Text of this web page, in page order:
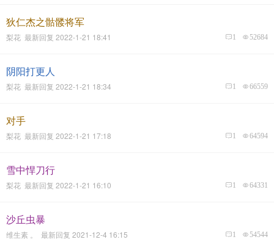
狄仁杰之骷髅将军
梨花 最新回复 2022-1-21 18:41 52684
1
阴阳打更人
梨花 最新回复 2022-1-21 18:34 66559
1
对手
梨花 最新回复 2022-1-21 17:18 64594
1
雪中悍刀行
梨花 最新回复 2022-1-21 16:10 64331
1
沙丘虫暴
维生素 。 最新回复 2021-12-4 16:15 54544
1